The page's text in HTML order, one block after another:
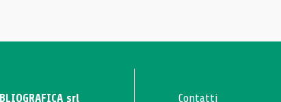
srl Contatti